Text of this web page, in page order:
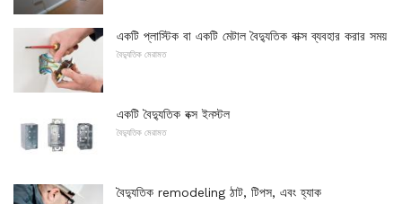
একটি প্লাস্টিক বা একটি মেটাল বৈদ্যুতিক বাক্স ব্যবহার করার সময়
বৈদ্যুতিক মেরামত
একটি বৈদ্যুতিক বক্স ইনস্টল
বৈদ্যুতিক মেরামত
বৈদ্যুতিক remodeling ঠাট, টিপস, এবং হ্যাক